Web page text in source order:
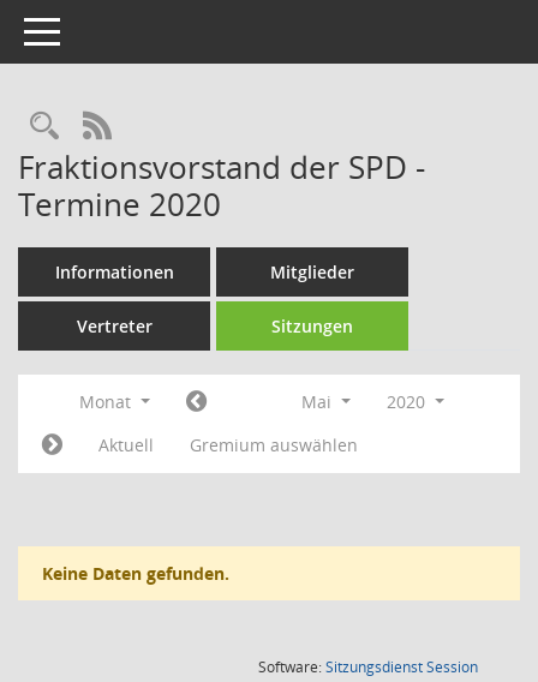
Toggle navigation
Rechercheauswahl
RSS-Feed
Fraktionsvorstand der SPD -
Termine 2020
Informationen Mitglieder
Vertreter Sitzungen
Monat Mai
2020
Aktuell
Gremium auswählen
Keine Daten gefunden.
Software:SitzungsdienstSession(Wird in